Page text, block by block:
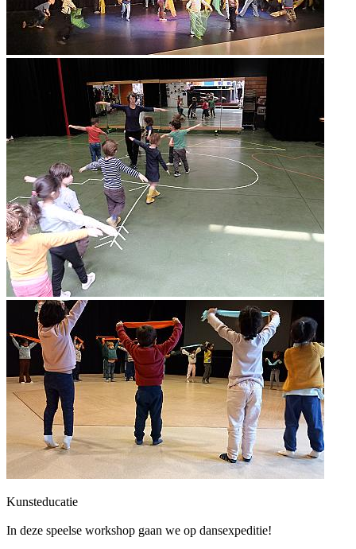
Kunsteducatie
In deze speelse workshop gaan we op dansexpeditie!